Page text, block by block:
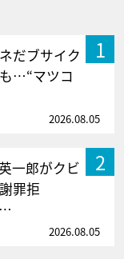
1
だブサイク
…“マツコ
2026.08.05
2
一郎がクビ
罪拒
2026.08.05